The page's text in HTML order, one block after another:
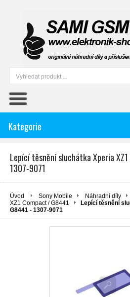
Kategorie
Lepící těsnění sluchátka Xperia
1307-9071
Úvod Sony Mobile Náhradní díly
XZ1 Compact / G8441
Lepící těsnění
G8441 - 1307-9071